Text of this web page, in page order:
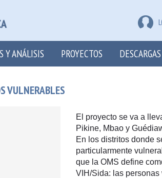
Y ANÁLISIS PROYECTOS DESCARGAS
VULNERABLES
El proyecto se va a
Pikine, Mbao y
En los distritos donde
particularmente
que la OMS define
VIH/Sida: las